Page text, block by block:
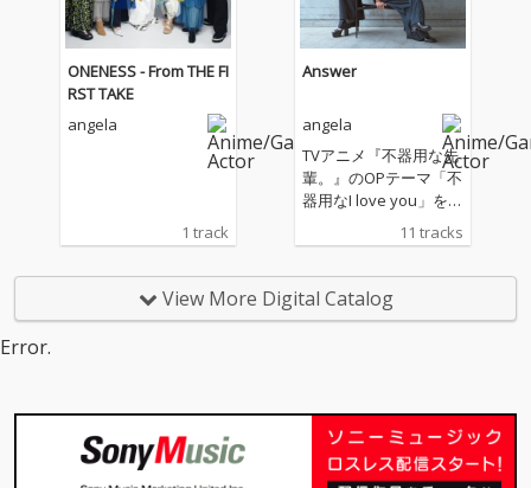
ONENESS - From THE FI
RST TAKE
angela
1 track
Answer
angela
TVアニメ『不器用な先
輩。』のOPテーマ「不
器用なI love you」を含
む新録５曲に加え、レ
ーベルメイトである蒼
「晴れのちハレル
ヤ！」、大人気曲のカ
11 tracks
View More Digital Catalog
Error.